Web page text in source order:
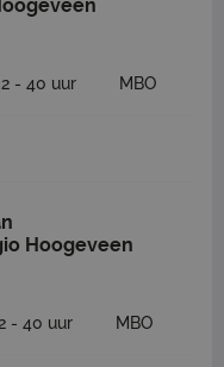
- 40 uur MBO
Hoogeveen
- 40 uur MBO